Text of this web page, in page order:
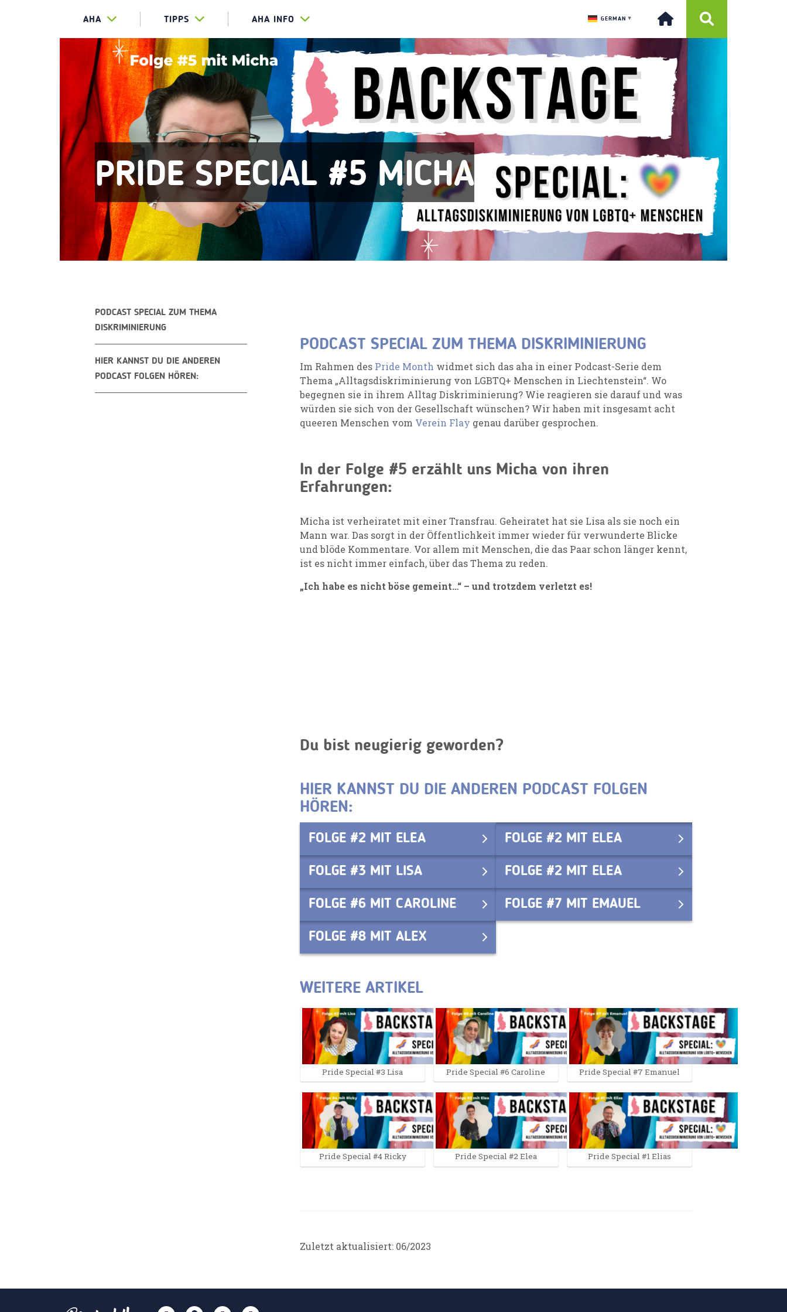
AHA TIPPS AHA INFO GERMAN ▼
PRIDE SPECIAL #5 MICHA
PODCAST SPECIAL ZUM THEMA
DISKRIMINIERUNG
HIER KANNST DU DIE ANDEREN
PODCAST FOLGEN HÖREN:
PODCAST SPECIAL ZUM THEMA DISKRIMINIERUNG
Im Rahmen des Pride Month widmet sich das aha in einer Podcast-Serie dem
Thema „Alltagsdiskriminierung von LGBTQ+ Menschen in Liechtenstein“. Wo
begegnen sie in ihrem Alltag Diskriminierung? Wie reagieren sie darauf und was
würden sie sich von der Gesellschaft wünschen? Wir haben mit insgesamt acht
queeren Menschen vom Verein Flay genau darüber gesprochen.
In der Folge #5 erzählt uns Micha von ihren
Erfahrungen:
Micha ist verheiratet mit einer Transfrau. Geheiratet hat sie Lisa als sie noch ein
Mann war. Das sorgt in der Öffentlichkeit immer wieder für verwunderte Blicke
und blöde Kommentare. Vor allem mit Menschen, die das Paar schon länger kennt,
ist es nicht immer einfach, über das Thema zu reden.
„Ich habe es nicht böse gemeint…“ – und trotzdem verletzt es!
Du bist neugierig geworden?
HIER KANNST DU DIE ANDEREN PODCAST FOLGEN
HÖREN:
FOLGE #2 MIT ELEA FOLGE #2 MIT ELEA
FOLGE #3 MIT LISA FOLGE #2 MIT ELEA
FOLGE #6 MIT CAROLINE FOLGE #7 MIT EMAUEL
FOLGE #8 MIT ALEX
WEITERE ARTIKEL
Pride Special #3 Lisa
Pride Special #4 Ricky
Pride Special #6 Caroline
Pride Special #2 Elea
Pride Special #7 Emanuel
Pride Special #1 Elias
Zuletzt aktualisiert: 06/2023